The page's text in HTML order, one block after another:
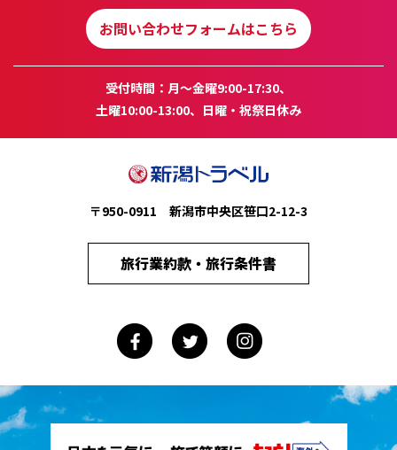
お問い合わせフォームはこちら
受付時間：月～金曜9:00-17:30、
土曜10:00-13:00、日曜・祝祭日休み
〒950-0911 新潟市中央区笹口2-12-3
旅行業約款・旅行条件書